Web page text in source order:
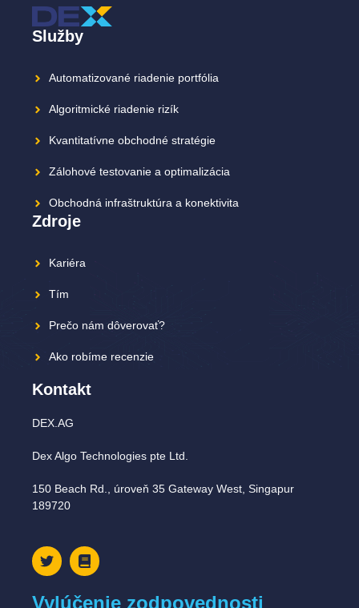
Služby
Automatizované riadenie portfólia
Algoritmické riadenie rizík
Kvantitatívne obchodné stratégie
Zálohové testovanie a optimalizácia
Obchodná infraštruktúra a konektivita
Zdroje
Kariéra
Tím
Prečo nám dôverovať?
Ako robíme recenzie
Kontakt
DEX.AG
Dex Algo Technologies pte Ltd.
150 Beach Rd., úroveň 35 Gateway West, Singapur
189720
Vylúčenie zodpovednosti